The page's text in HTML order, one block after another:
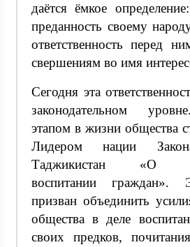
даётся ёмкое
преданность своему
ответственность перед
свершениям во имя
Сегодня эта
законодательном
этапом в жизни общества
Лидером нации
Таджикистан «О
воспитании граждан».
призван объединить
общества в деле
своих предков,